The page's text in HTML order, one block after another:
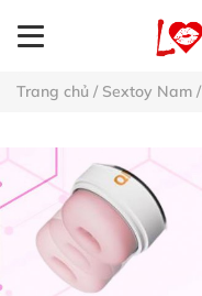
Trang chủ / Sextoy Nam /